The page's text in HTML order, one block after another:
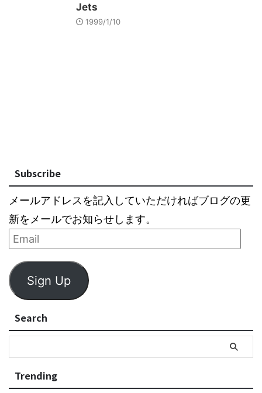
Jets
1999/1/10
Subscribe
メールアドレスを記入していただければブログの更
新をメールでお知らせします。
Sign Up
Search
Trending